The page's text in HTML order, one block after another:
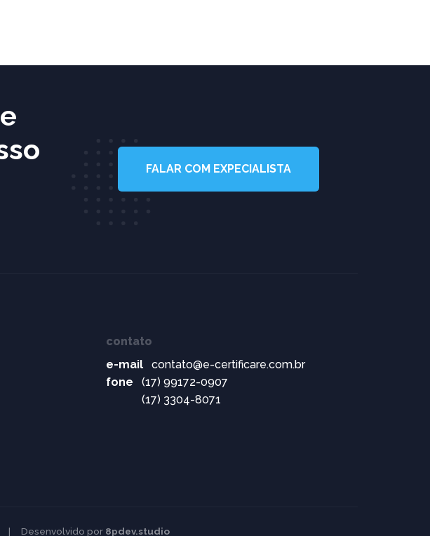
FALAR COM EXPECIALISTA
contato
e-mail
contato@e-certificare.com.br
fone
(17) 99172-0907
(17) 3304-8071
| Desenvolvido por 8pdev.studio